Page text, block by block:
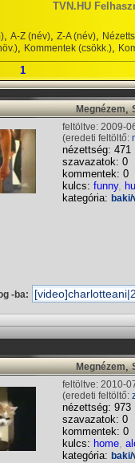
TVN.HU
, A-Z (név), Z-A (név),
, Kommentek (csökk.),
1
Megnézem,
feltöltve: 2009-
(eredeti feltöltő:
nézettség: 471
szavazatok: 0
kommentek: 0
kulcs: funny,
kategória:
-ba:
Megnézem,
feltöltve: 2010-
(eredeti feltöltő:
nézettség: 973
szavazatok: 0
kommentek: 0
kulcs: home,
kategória: